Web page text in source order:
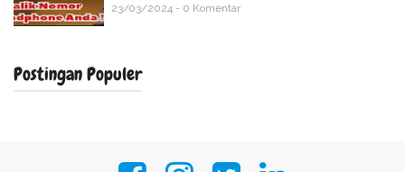
23/03/2024 - 0 Komentar
Postingan Populer